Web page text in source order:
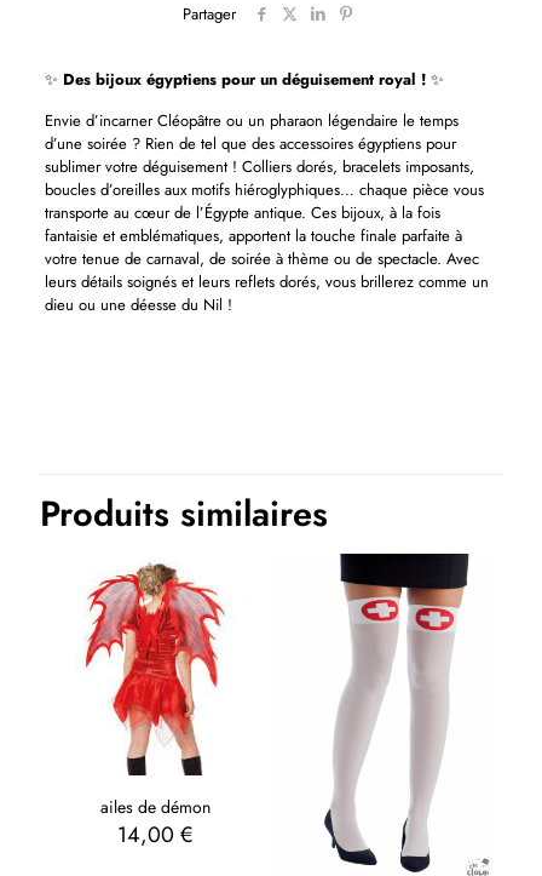
Partager
✨ Des bijoux égyptiens pour un déguisement royal !✨
Envie d’incarner Cléopâtre ou un pharaon légendaire le temps
d’une soirée ? Rien de tel que des accessoires égyptiens pour
sublimer votre déguisement ! Colliers dorés, bracelets imposants,
boucles d’oreilles aux motifs hiéroglyphiques… chaque pièce vous
transporte au cœur de l’Égypte antique. Ces bijoux, à la fois
fantaisie et emblématiques, apportent la touche finale parfaite à
votre tenue de carnaval, de soirée à thème ou de spectacle. Avec
leurs détails soignés et leurs reflets dorés, vous brillerez comme un
dieu ou une déesse du Nil !
Produits similaires
ailes de démon
14,00€